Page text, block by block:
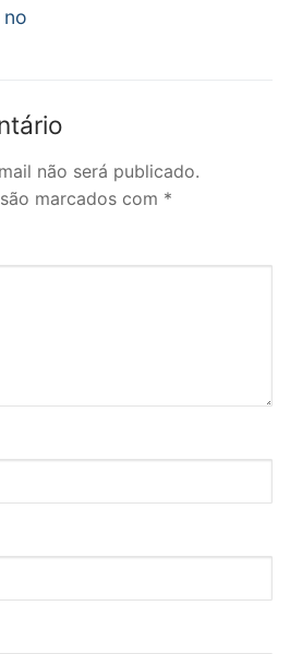
não será publicado.
marcados com *